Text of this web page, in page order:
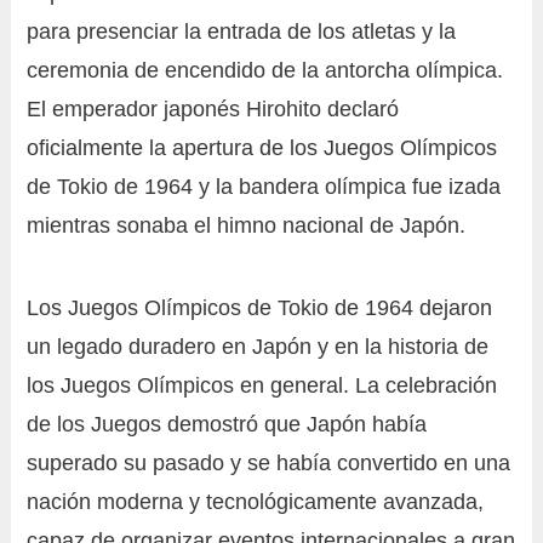
para presenciar la entrada de los atletas y la
ceremonia de encendido de la antorcha olímpica.
El emperador japonés Hirohito declaró
oficialmente la apertura de los Juegos Olímpicos
de Tokio de 1964 y la bandera olímpica fue izada
mientras sonaba el himno nacional de Japón.
Los Juegos Olímpicos de Tokio de 1964 dejaron
un legado duradero en Japón y en la historia de
los Juegos Olímpicos en general. La celebración
de los Juegos demostró que Japón había
superado su pasado y se había convertido en una
nación moderna y tecnológicamente avanzada,